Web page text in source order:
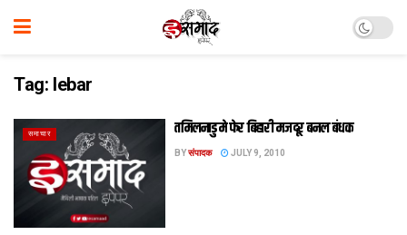
Tag: lebar
समाचार तमिलनाडु मे फेर बिहारी मजदूर बनल बंधक
BYसंपादक JULY 9, 2010